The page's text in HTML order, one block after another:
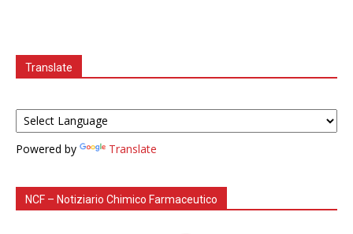
Translate
Powered by Translate
NCF – Notiziario Chimico Farmaceutico